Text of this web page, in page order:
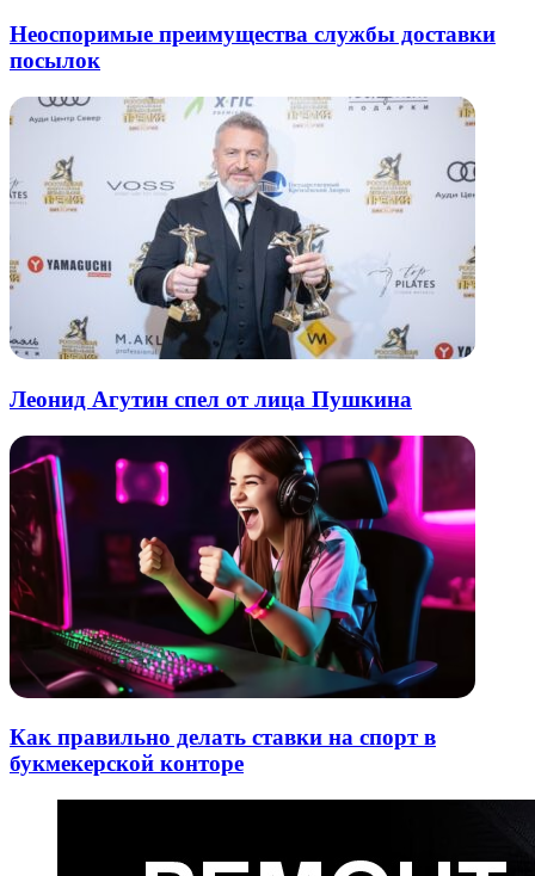
Неоспоримые преимущества службы доставки
посылок
Леонид Агутин спел от лица Пушкина
Как правильно делать ставки на спорт в
букмекерской конторе